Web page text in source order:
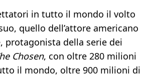
in tutto il mondo il volto
quello dell’attore americano
protagonista della serie dei
Chosen, con oltre 280 milioni
il mondo, oltre 900 milioni di